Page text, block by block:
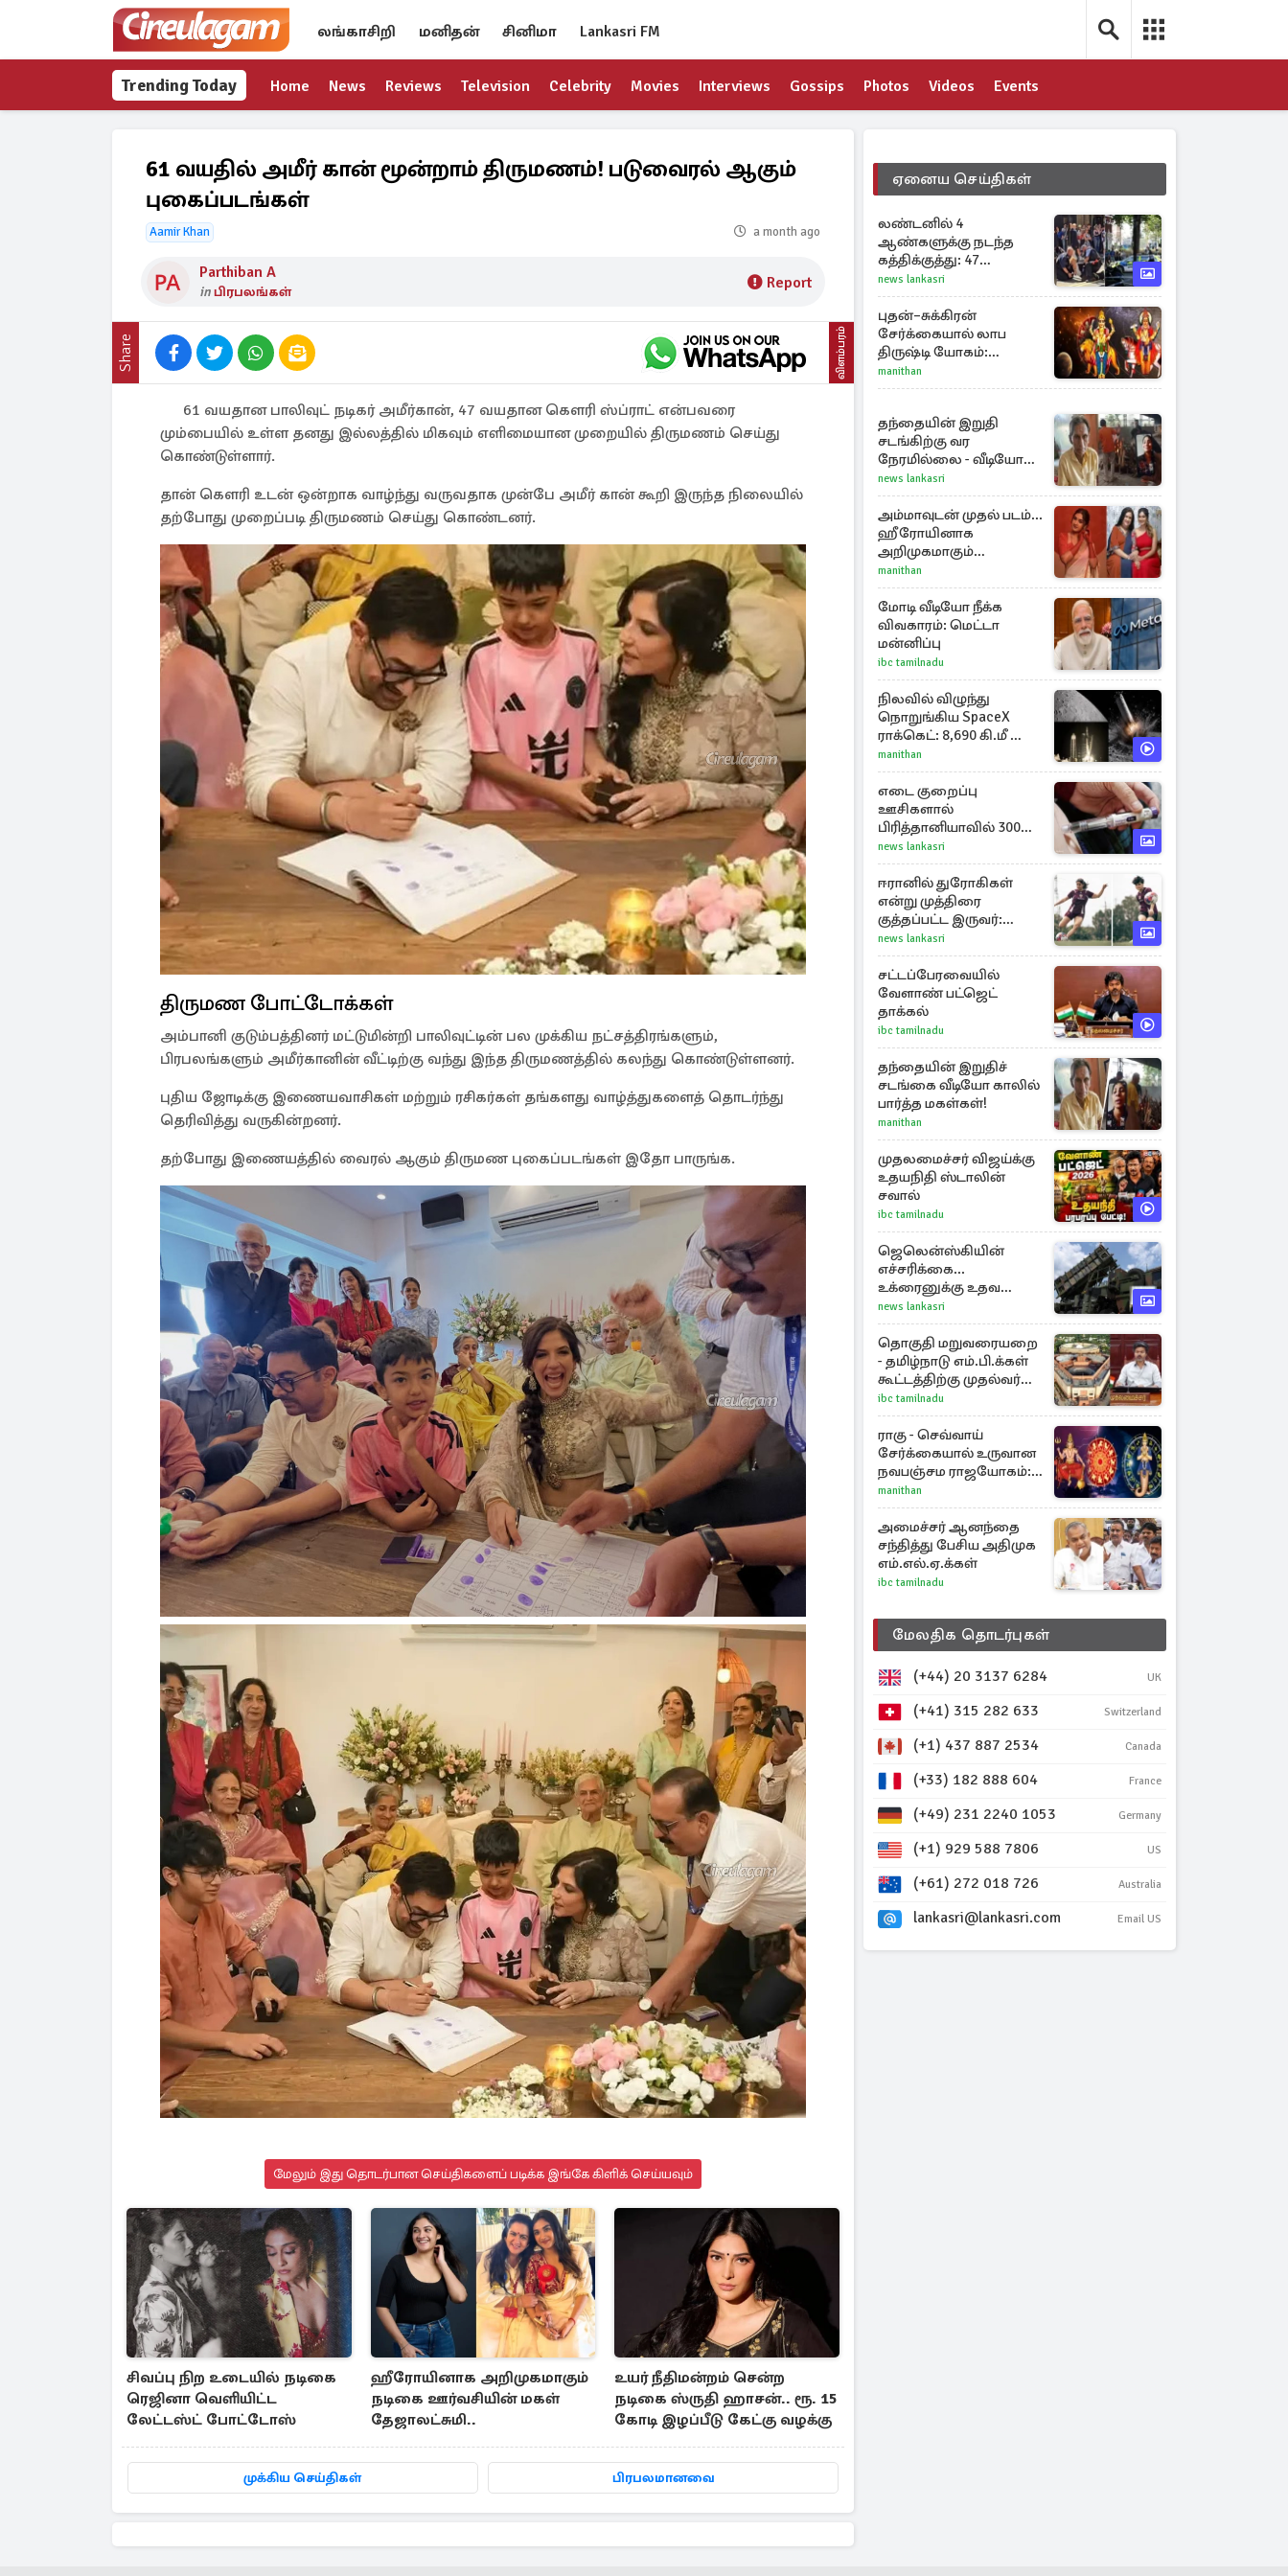
லங்காசிறி மனிதன் சினிமா Lankasri FM
Trending Today Home News Reviews Television Celebrity Movies Interviews Gossips Photos Videos Events
61 வயதில் அமீர் கான் மூன்றாம் திருமணம்! படுவைரல் ஆகும்
புகைப்படங்கள்
Aamir Khan a month ago
Parthiban A
inபிரபலங்கள் Report
Share விளம்பரம்
61 வயதான பாலிவுட் நடிகர் அமீர்கான், 47 வயதான கௌரி ஸ்ப்ராட் என்பவரை
மும்பையில் உள்ள தனது இல்லத்தில் மிகவும் எளிமையான முறையில் திருமணம் செய்து
கொண்டுள்ளார்.
தான் கௌரி உடன் ஒன்றாக வாழ்ந்து வருவதாக முன்பே அமீர் கான் கூறி இருந்த நிலையில்
தற்போது முறைப்படி திருமணம் செய்து கொண்டனர்.
திருமண போட்டோக்கள்
அம்பானி குடும்பத்தினர் மட்டுமின்றி பாலிவுட்டின் பல முக்கிய நட்சத்திரங்களும்,
பிரபலங்களும் அமீர்கானின் வீட்டிற்கு வந்து இந்த திருமணத்தில் கலந்து கொண்டுள்ளனர்.
புதிய ஜோடிக்கு இணையவாசிகள் மற்றும் ரசிகர்கள் தங்களது வாழ்த்துகளைத் தொடர்ந்து
தெரிவித்து வருகின்றனர்.
தற்போது இணையத்தில் வைரல் ஆகும் திருமண புகைப்படங்கள் இதோ பாருங்க.
மேலும் இது தொடர்பான செய்திகளைப் படிக்க இங்கே கிளிக் செய்யவும்
சிவப்பு நிற உடையில் நடிகை
ரெஜினா வெளியிட்ட
லேட்டஸ்ட் போட்டோஸ்
ஹீரோயினாக அறிமுகமாகும்
நடிகை ஊர்வசியின் மகள்
தேஜாலட்சுமி..
உயர் நீதிமன்றம் சென்ற
நடிகை ஸ்ருதி ஹாசன்.. ரூ. 15
கோடி இழப்பீடு கேட்கு வழக்கு
முக்கிய செய்திகள் பிரபலமானவை
ஏனைய செய்திகள்
லண்டனில் 4
ஆண்களுக்கு நடந்த
கத்திக்குத்து: 47
வயதுடைய பெண்
ஒருவர் கைது
news lankasri
புதன்–சுக்கிரன்
சேர்க்கையால் லாப
திருஷ்டி யோகம்:
அதிர்ஷ்டம் பெறும் டாப் 3
ராசிகள்!
manithan
தந்தையின் இறுதி
சடங்கிற்கு வர
நேரமில்லை - வீடியோ
காலில் பார்த்த மகள்கள்
news lankasri
அம்மாவுடன் முதல் படம்...
ஹீரோயினாக
அறிமுகமாகும்
ஊர்வசியின் மகள்
தேஜலட்சுமி!
manithan
மோடி வீடியோ நீக்க
விவகாரம்: மெட்டா
மன்னிப்பு
ibc tamilnadu
நிலவில் விழுந்து
நொறுங்கிய SpaceX
ராக்கெட்: 8,690 கி.மீ வேக
மோதலால் உருவான
புதிய பள்ளம்!
manithan
எடை குறைப்பு
ஊசிகளால்
பிரித்தானியாவில் 300
சதவீதம் அதிகரித்த
இறப்பு எண்ணிக்கை
news lankasri
ஈரானில் துரோகிகள்
என்று முத்திரை
குத்தப்பட்ட இருவர்:
குடியுரிமை அளித்த நாடு
news lankasri
சட்டப்பேரவையில்
வேளாண் பட்ஜெட்
தாக்கல்
ibc tamilnadu
தந்தையின் இறுதிச்
சடங்கை வீடியோ காலில்
பார்த்த மகள்கள்!
manithan
முதலமைச்சர் விஜய்க்கு
உதயநிதி ஸ்டாலின்
சவால்
ibc tamilnadu
ஜெலென்ஸ்கியின்
எச்சரிக்கை...
உக்ரைனுக்கு உதவ
தீவிரமாகக் களமிறங்கிய
நேட்டோ
news lankasri
தொகுதி மறுவரையறை
- தமிழ்நாடு எம்.பி.க்கள்
கூட்டத்திற்கு முதல்வர்
விஜய் அழைப்பு
ibc tamilnadu
ராகு - செவ்வாய்
சேர்க்கையால் உருவான
நவபஞ்சம ராஜயோகம்:
அதிர்ஷ்டம் பெறும் 3
ராசிகள்!
manithan
அமைச்சர் ஆனந்தை
சந்தித்து பேசிய அதிமுக
எம்.எல்.ஏ.க்கள்
ibc tamilnadu
மேலதிக தொடர்புகள்
(+44) 20 3137 6284 UK
(+41) 315 282 633 Switzerland
(+1) 437 887 2534 Canada
(+33) 182 888 604 France
(+49) 231 2240 1053 Germany
(+1) 929 588 7806 US
(+61) 272 018 726 Australia
lankasri@lankasri.com Email US